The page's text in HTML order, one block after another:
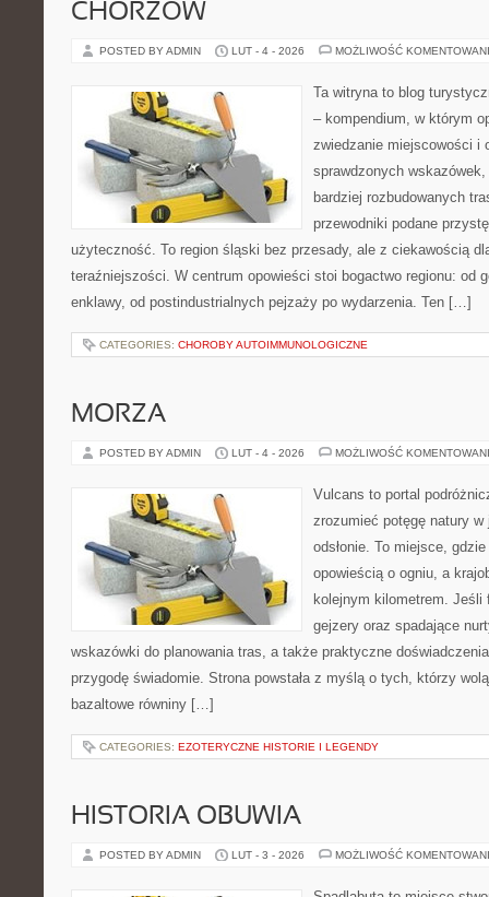
CHORZÓW
POSTED BY ADMIN LUT - 4 - 2026 MOŻLIWOŚĆ
Ta witryna to blog
– kompendium, w którym
zwiedzanie miejscowości i
sprawdzonych
bardziej rozbudowanych
przewodniki podane
użyteczność. To region śląski bez przesady, ale z ciekawością
teraźniejszości. W centrum opowieści stoi bogactwo regionu: od
enklawy, od postindustrialnych pejzaży po wydarzenia. Ten […]
CATEGORIES: CHOROBY AUTOIMMUNOLOGICZNE
MORZA
POSTED BY ADMIN LUT - 4 - 2026 MOŻLIWOŚĆ
Vulcans to portal
zrozumieć potęgę natury w
odsłonie. To miejsce,
opowieścią o ogniu, a
kolejnym kilometrem. Jeśli
gejzery oraz spadające
wskazówki do planowania tras, a także praktyczne
przygodę świadomie. Strona powstała z myślą o tych, którzy
bazaltowe równiny […]
CATEGORIES: EZOTERYCZNE HISTORIE I LEGENDY
HISTORIA OBUWIA
POSTED BY ADMIN LUT - 3 - 2026 MOŻLIWOŚĆ